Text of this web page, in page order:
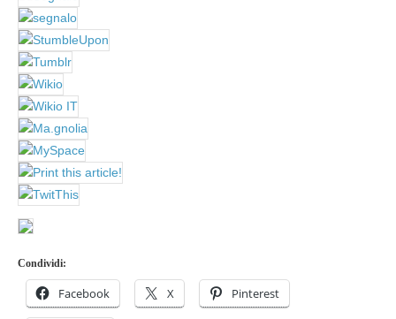
Condividi:
Facebook X Pinterest